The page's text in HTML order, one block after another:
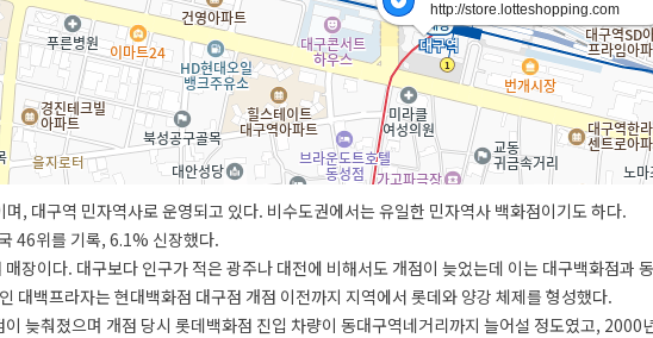
http://store.lotteshopping.com
, 대구역 민자역사로 운영되고 있다. 비수도권에서는 유일한 민자역사 백화점이기도 하다.
46위를 기록, 6.1% 신장했다.
장이다. 대구보다 인구가 적은 광주나 대전에 비해서도 개점이 늦었는데 이는 대구백화점과
대백프라자는 현대백화점 대구점 개점 이전까지 지역에서 롯데와 양강 체제를 형성했다.
늦춰졌으며 개점 당시 롯데백화점 진입 차량이 동대구역네거리까지 늘어설 정도였고,